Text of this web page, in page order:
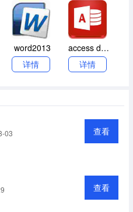
用的电子政务，税务用的税务
这些也都属于办公软件，不
之类的软件。小编在这里做
的合集，有更多特色的办公
word2013
详情
access database engine
详情
03 查看
查看